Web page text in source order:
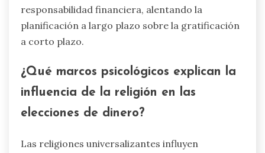
responsabilidad financiera, alentando la
planificación a largo plazo sobre la gratificación
a corto plazo.
¿Qué marcos psicológicos explican la
influencia de la religión en las
elecciones de dinero?
Las religiones universalizantes influyen